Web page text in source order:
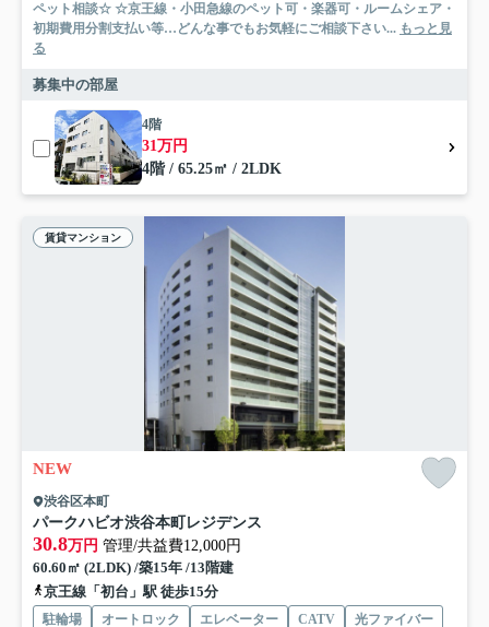
ペット相談☆ ☆京王線・小田急線のペット可・楽器可・ルームシェア・
初期費用分割支払い等…どんな事でもお気軽にご相談下さい... もっと見
る
募集中の部屋
4階
31万円
4階 / 65.25㎡ / 2LDK
賃貸マンション
NEW
渋谷区本町
パークハビオ渋谷本町レジデンス
30.8万円 管理/共益費12,000円
60.60㎡ (2LDK) /築15年 /13階建
京王線「初台」駅 徒歩15分
駐輪場 オートロック エレベーター CATV 光ファイバー